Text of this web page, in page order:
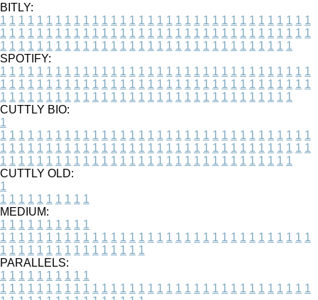
BITLY:
1 1 1 1 1 1 1 1 1 1 1 1 1 1 1 1 1 1 1 1 1 1 1 1 1 1 1 1 1 1 1 1 1 1
1 1 1 1 1 1 1 1 1 1 1 1 1 1 1 1 1 1 1 1 1 1 1 1 1 1 1 1 1 1 1 1 1 1
1 1 1 1 1 1 1 1 1 1 1 1 1 1 1 1 1 1 1 1 1 1 1 1 1 1 1 1 1 1 1 1
SPOTIFY:
1 1 1 1 1 1 1 1 1 1 1 1 1 1 1 1 1 1 1 1 1 1 1 1 1 1 1 1 1 1 1 1 1 1
1 1 1 1 1 1 1 1 1 1 1 1 1 1 1 1 1 1 1 1 1 1 1 1 1 1 1 1 1 1 1 1 1 1
1 1 1 1 1 1 1 1 1 1 1 1 1 1 1 1 1 1 1 1 1 1 1 1 1 1 1 1 1 1 1 1
CUTTLY BIO:
1
1 1 1 1 1 1 1 1 1 1 1 1 1 1 1 1 1 1 1 1 1 1 1 1 1 1 1 1 1 1 1 1 1 1
1 1 1 1 1 1 1 1 1 1 1 1 1 1 1 1 1 1 1 1 1 1 1 1 1 1 1 1 1 1 1 1 1 1
1 1 1 1 1 1 1 1 1 1 1 1 1 1 1 1 1 1 1 1 1 1 1 1 1 1 1 1 1 1 1 1
CUTTLY OLD:
1
1 1 1 1 1 1 1 1 1 1
MEDIUM:
1 1 1 1 1 1 1 1 1 1
1 1 1 1 1 1 1 1 1 1 1 1 1 1 1 1 1 1 1 1 1 1 1 1 1 1 1 1 1 1 1 1 1 1
1 1 1 1 1 1 1 1 1 1 1 1 1 1 1 1
PARALLELS:
1 1 1 1 1 1 1 1 1 1
1 1 1 1 1 1 1 1 1 1 1 1 1 1 1 1 1 1 1 1 1 1 1 1 1 1 1 1 1 1 1 1 1 1